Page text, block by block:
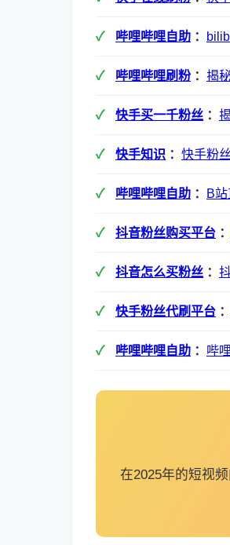
哔哩哔哩自助 ：
哔哩哔哩刷粉 ： 揭
快手买一千粉丝 ：
快手知识 ： 快手粉
哔哩哔哩自助 ： B
抖音粉丝购买平台 ：
抖音怎么买粉丝 ：
快手粉丝代刷平台 ：
哔哩哔哩自助 ： 哔
在2025年的短视